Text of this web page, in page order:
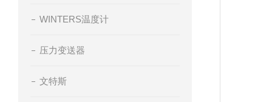
WINTERS温度计
压力变送器
文特斯